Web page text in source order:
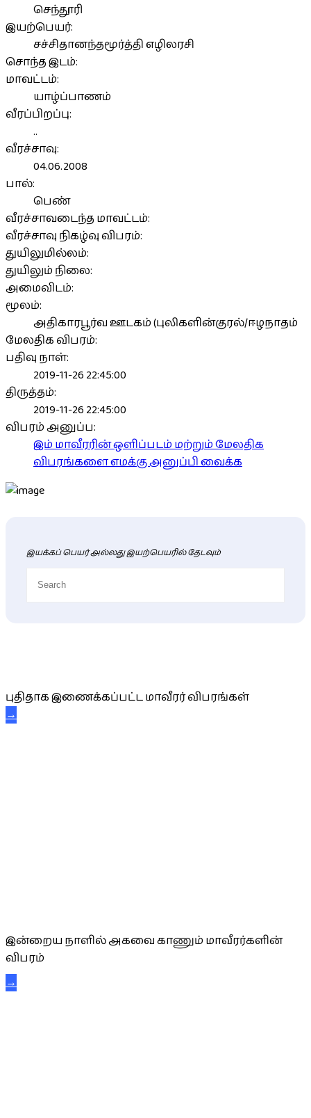
செந்தூரி
இயற்பெயர்:
சச்சிதானந்தமூர்த்தி எழிலரசி
சொந்த இடம்:
மாவட்டம்:
யாழ்ப்பாணம்
வீரப்பிறப்பு:
..
வீரச்சாவு:
04.06.2008
பால்:
பெண்
வீரச்சாவடைந்த மாவட்டம்:
வீரச்சாவு நிகழ்வு விபரம்:
துயிலுமில்லம்:
துயிலும் நிலை:
அமைவிடம்:
மூலம்:
அதிகாரபூர்வ ஊடகம் (புலிகளின்குரல்/ஈழநாதம்
மேலதிக விபரம்:
பதிவு நாள்:
2019-11-26 22:45:00
திருத்தம்:
2019-11-26 22:45:00
விபரம் அனுப்ப:
இம் மாவீரரின் ஒளிப்படம் மற்றும் மேலதிக
விபரங்களை எமக்கு அனுப்பி வைக்க
இயக்கப் பெயர் அல்லது இயற்பெயரில் தேடவும்
புதிதாக இணைக்கப்பட்ட மாவீரர் விபரங்கள்
→
இன்றைய நாளில் அகவை காணும் மாவீரர்களின்
விபரம்
→